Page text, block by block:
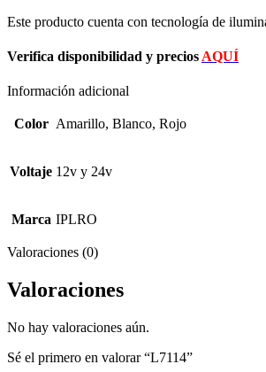
Este producto cuenta con tecnología de
Verifica disponibilidad y precios AQUÍ
Información adicional
Color Amarillo, Blanco, Rojo
Voltaje 12v y 24v
Marca IPLRO
Valoraciones (0)
Valoraciones
No hay valoraciones aún.
Sé el primero en valorar “L7114”